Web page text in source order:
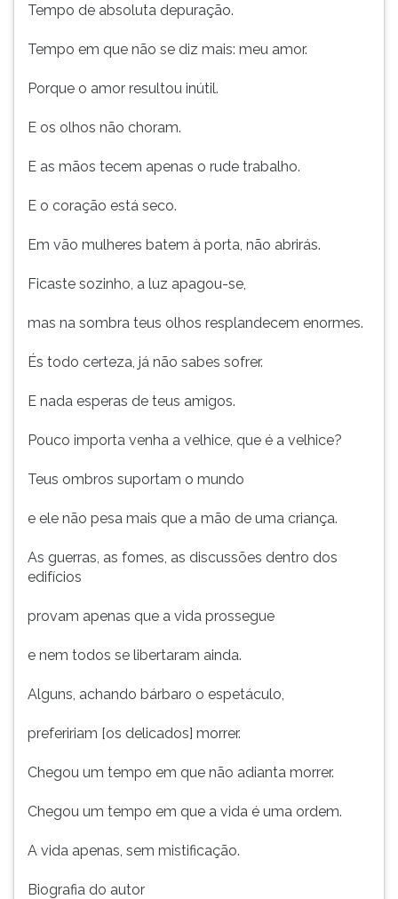
Tempo de absoluta depuração.
Tempo em que não se diz mais: meu amor.
Porque o amor resultou inútil.
E os olhos não choram.
E as mãos tecem apenas o rude trabalho.
E o coração está seco.
Em vão mulheres batem à porta, não abrirás.
Ficaste sozinho, a luz apagou-se,
mas na sombra teus olhos resplandecem enormes.
És todo certeza, já não sabes sofrer.
E nada esperas de teus amigos.
Pouco importa venha a velhice, que é a velhice?
Teus ombros suportam o mundo
e ele não pesa mais que a mão de uma criança.
As guerras, as fomes, as discussões dentro dos
edifícios
provam apenas que a vida prossegue
e nem todos se libertaram ainda.
Alguns, achando bárbaro o espetáculo,
prefeririam [os delicados] morrer.
Chegou um tempo em que não adianta morrer.
Chegou um tempo em que a vida é uma ordem.
A vida apenas, sem mistificação.
Biografia do autor